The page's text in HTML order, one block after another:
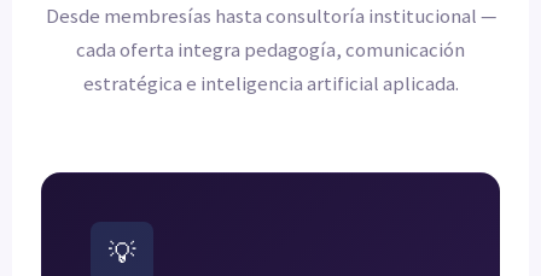
Desde membresías hasta consultoría institucional —
cada oferta integra pedagogía, comunicación
estratégica e inteligencia artificial aplicada.
💡